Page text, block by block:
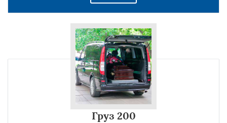
Груз 200